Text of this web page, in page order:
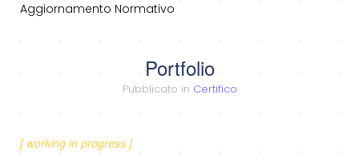
Aggiornamento Normativo
Portfolio
Pubblicato in Certifico
[ working in progress ]